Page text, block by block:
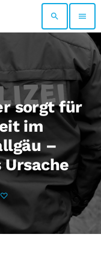
search menu
sorgt für
im
–